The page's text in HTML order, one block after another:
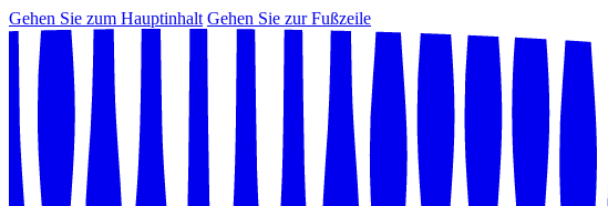
Gehen Sie zum Hauptinhalt Gehen Sie zur Fußzeile